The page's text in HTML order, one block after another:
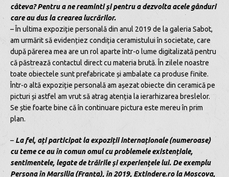
câteva? Pentru a ne reaminti și pentru a dezvolta acele gânduri
care au dus la crearea lucrărilor.
– În ultima expoziție personală din anul 2019 de la galeria Sabot,
am urmărit să evidențiez condiția ceramistului în societate, care
după părerea mea are un rol aparte într-o lume digitalizată pentru
că păstrează contactul direct cu materia brută. În zilele noastre
toate obiectele sunt prefabricate și ambalate ca produse finite.
Într-o altă expoziție personală am așezat obiecte din ceramică pe
picturi și astfel am vrut să atrag atenția la ierarhizarea breslelor.
Se știe foarte bine că în continuare pictura este mereu în prim
plan.
– La fel, ați participat la expoziții internaționale (numeroase)
cu teme ce au în comun omul cu problemele existențiale,
sentimentele, legate de trăirile și experiențele lui. De exemplu
Persona în Marsilia (Franța), în 2019, Extindere.ro la Moscova,